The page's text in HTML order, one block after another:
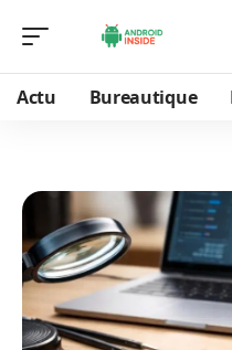
Actu Bureautique